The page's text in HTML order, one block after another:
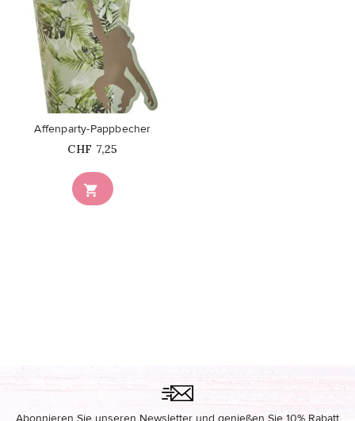

Affenparty-Pappbecher
Price
CHF 7,25